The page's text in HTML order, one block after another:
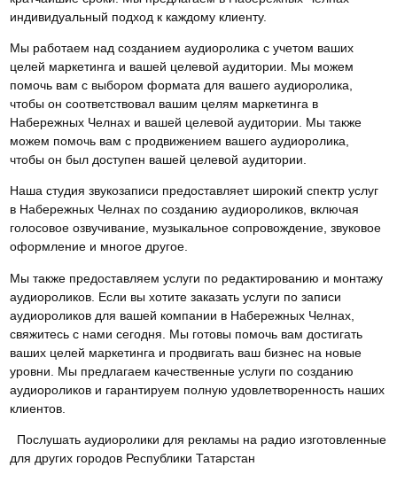
индивидуальный подход к каждому клиенту.
Мы работаем над созданием аудиоролика с учетом ваших
целей маркетинга и вашей целевой аудитории. Мы можем
помочь вам с выбором формата для вашего аудиоролика,
чтобы он соответствовал вашим целям маркетинга в
Набережных Челнах и вашей целевой аудитории. Мы также
можем помочь вам с продвижением вашего аудиоролика,
чтобы он был доступен вашей целевой аудитории.
Наша студия звукозаписи предоставляет широкий спектр услуг
в Набережных Челнах по созданию аудиороликов, включая
голосовое озвучивание, музыкальное сопровождение, звуковое
оформление и многое другое.
Мы также предоставляем услуги по редактированию и монтажу
аудиороликов. Если вы хотите заказать услуги по записи
аудиороликов для вашей компании в Набережных Челнах,
свяжитесь с нами сегодня. Мы готовы помочь вам достигать
ваших целей маркетинга и продвигать ваш бизнес на новые
уровни. Мы предлагаем качественные услуги по созданию
аудиороликов и гарантируем полную удовлетворенность наших
клиентов.
Послушать аудиоролики для рекламы на радио изготовленные
для других городов Республики Татарстан